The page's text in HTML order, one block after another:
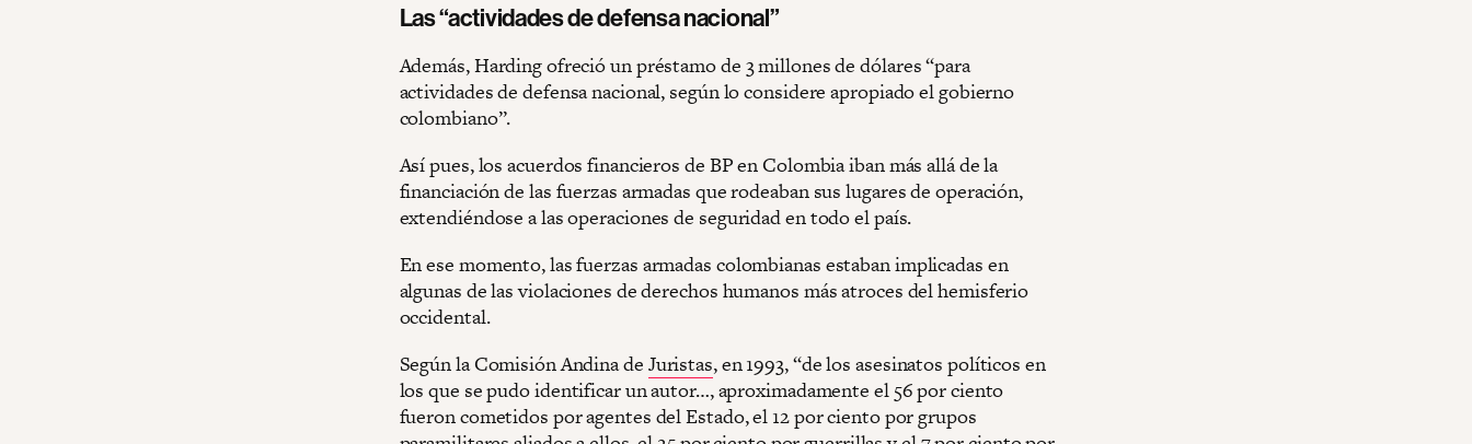
Las “actividades de defensa nacional”
Además, Harding ofreció un préstamo de 3 millones de dólares “para
actividades de defensa nacional, según lo considere apropiado el gobierno
colombiano”.
Así pues, los acuerdos financieros de BP en Colombia iban más allá de la
financiación de las fuerzas armadas que rodeaban sus lugares de operación,
extendiéndose a las operaciones de seguridad en todo el país.
En ese momento, las fuerzas armadas colombianas estaban implicadas en
algunas de las violaciones de derechos humanos más atroces del hemisferio
occidental.
Según la Comisión Andina de Juristas, en 1993, “de los asesinatos políticos en
los que se pudo identificar un autor…, aproximadamente el 56 por ciento
fueron cometidos por agentes del Estado, el 12 por ciento por grupos